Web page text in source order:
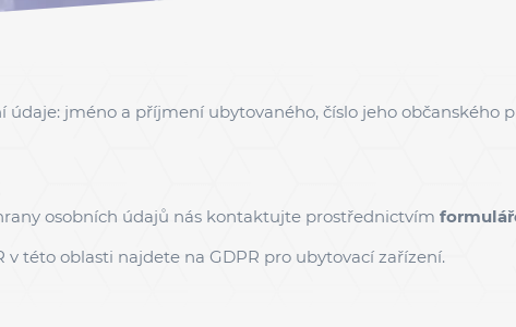
jméno a příjmení ubytovaného, číslo jeho občanského
osobních údajů nás kontaktujte prostřednictvím
v této oblasti najdete na GDPR pro ubytovací zařízení.